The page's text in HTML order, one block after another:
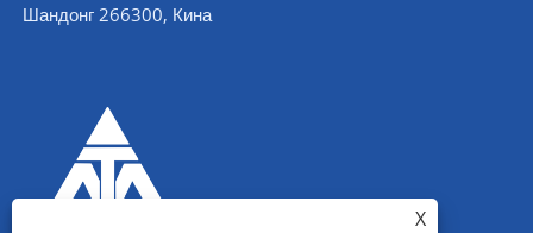
Шандонг 266300, Кина
X